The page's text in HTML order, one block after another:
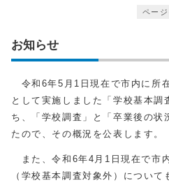
ペー
お知らせ
令和6年5月1日現在で市内に所
として実施しました「学校基本調
ち、「学校調査」と「卒業後の状
たので、その概況を公表します。
また、令和6年4月1日現在で市
（学校基本調査対象外）について